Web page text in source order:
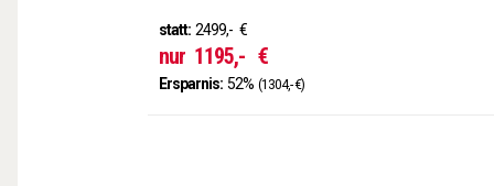
statt: 2499,- €
nur 1195,- €
Ersparnis: 52% (1304,- €)